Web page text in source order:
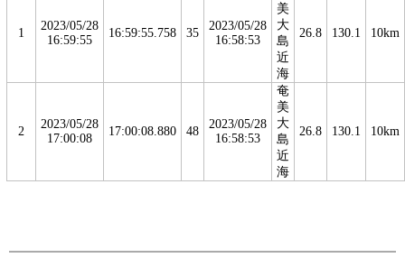
1
2023/05/28
16:59:55
16:59:55.758 35
2023/05/28
16:58:53
美
大
島
近
海
26.8 130.1 10km
2
2023/05/28
17:00:08
17:00:08.880 48
2023/05/28
16:58:53
奄
美
大
島
近
海
26.8 130.1 10km